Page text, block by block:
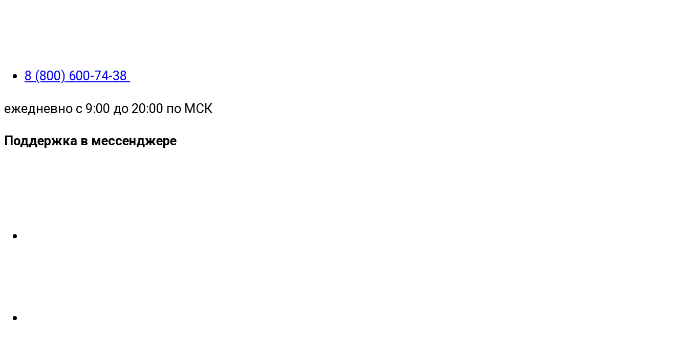
8 (800) 600-74-38
ежедневно с 9:00 до 20:00 по МСК
Поддержка в мессенджере